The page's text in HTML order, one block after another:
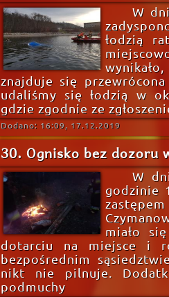
W
łodzią
znajduje się
udaliśmy się łodzią w
gdzie zgodnie ze
Dodano: 16:09, 17.12.2019
30. Ognisko bez dozoru
W
godzinie
miało
dotarciu na miejsce i
bezpośrednim
nikt nie pilnuje.
podmuchy